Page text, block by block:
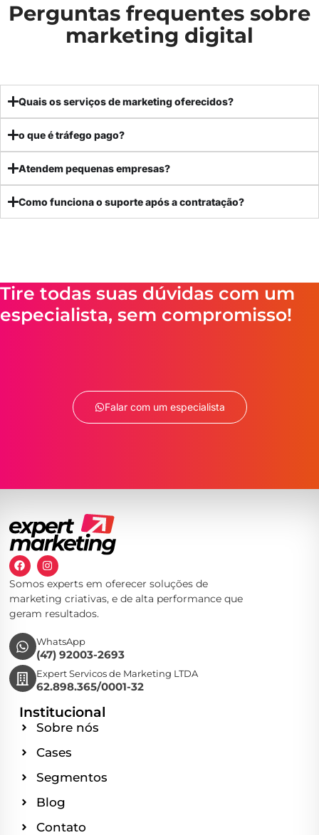
Perguntas frequentes sobre
marketing digital
Quais os serviços de marketing oferecidos?
o que é tráfego pago?
Atendem pequenas empresas?
Como funciona o suporte após a contratação?
Tire todas suas dúvidas com um
especialista, sem compromisso!
Falar com um especialista
Somos experts em oferecer soluções de
marketing criativas, e de alta performance que
geram resultados.
WhatsApp
(47) 92003-2693
Expert Servicos de Marketing LTDA
62.898.365/0001-32
Institucional
Sobre nós
Cases
Segmentos
Blog
Contato